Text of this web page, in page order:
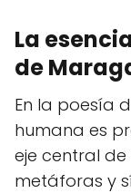
La
de
En la poesía
humana es
eje central de
metáforas y